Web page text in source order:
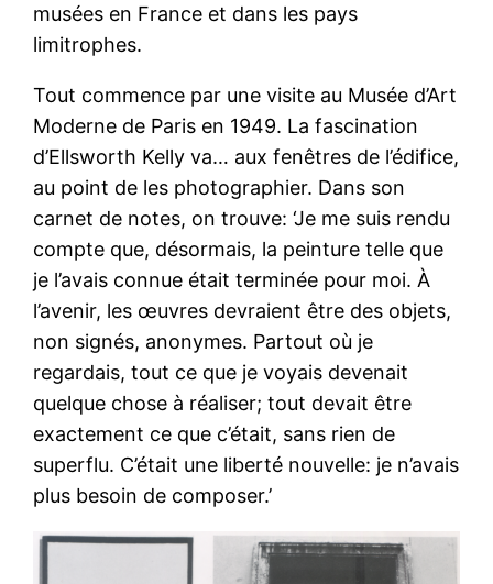
musées en France et dans les pays
limitrophes.
Tout commence par une visite au Musée d’Art
Moderne de Paris en 1949. La fascination
d’Ellsworth Kelly va… aux fenêtres de l’édifice,
au point de les photographier. Dans son
carnet de notes, on trouve: ‘Je me suis rendu
compte que, désormais, la peinture telle que
je l’avais connue était terminée pour moi. À
l’avenir, les œuvres devraient être des objets,
non signés, anonymes. Partout où je
regardais, tout ce que je voyais devenait
quelque chose à réaliser; tout devait être
exactement ce que c’était, sans rien de
superflu. C’était une liberté nouvelle: je n’avais
plus besoin de composer.’